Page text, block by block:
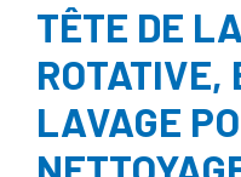
TÊTE DE
ROTATIVE,
LAVAGE